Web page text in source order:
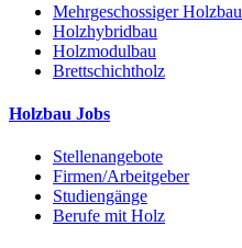
Mehrgeschossiger Holzbau
Holzhybridbau
Holzmodulbau
Brettschichtholz
Holzbau Jobs
Stellenangebote
Firmen/Arbeitgeber
Studiengänge
Berufe mit Holz